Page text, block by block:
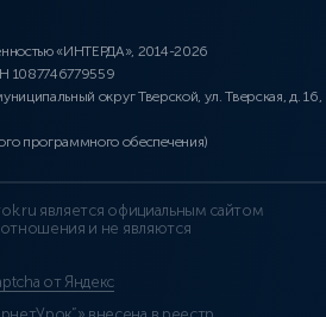
«ИНТЕРДА», 2014-2026
1087746779559
округ Тверской, ул. Тверская, д. 16,
программного обеспечения)
является официальным сайтом
и не являются
от Яндекс